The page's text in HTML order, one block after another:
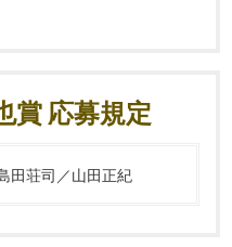
賞 応募規定
田荘司／山田正紀